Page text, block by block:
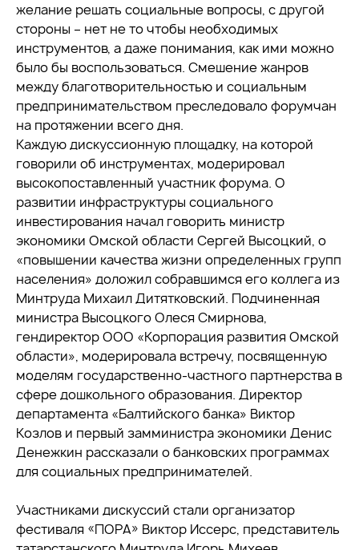
желание решать социальные вопросы, с другой
стороны – нет не то чтобы необходимых
инструментов, а даже понимания, как ими можно
было бы воспользоваться. Смешение жанров
между благотворительностью и социальным
предпринимательством преследовало форумчан
на протяжении всего дня.
Каждую дискуссионную площадку, на которой
говорили об инструментах, модерировал
высокопоставленный участник форума. О
развитии инфраструктуры социального
инвестирования начал говорить министр
экономики Омской области Сергей Высоцкий, о
«повышении качества жизни определенных групп
населения» доложил собравшимся его коллега из
Минтруда Михаил Дитятковский. Подчиненная
министра Высоцкого Олеся Смирнова,
гендиректор ООО «Корпорация развития Омской
области», модерировала встречу, посвященную
моделям государственно-частного партнерства в
сфере дошкольного образования. Директор
департамента «Балтийского банка» Виктор
Козлов и первый замминистра экономики Денис
Денежкин рассказали о банковских программах
для социальных предпринимателей.
Участниками дискуссий стали организатор
фестиваля «ПОРА» Виктор Иссерс, представитель